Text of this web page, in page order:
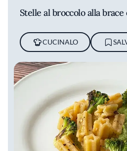
Stelle al broccolo alla
CUCINALO